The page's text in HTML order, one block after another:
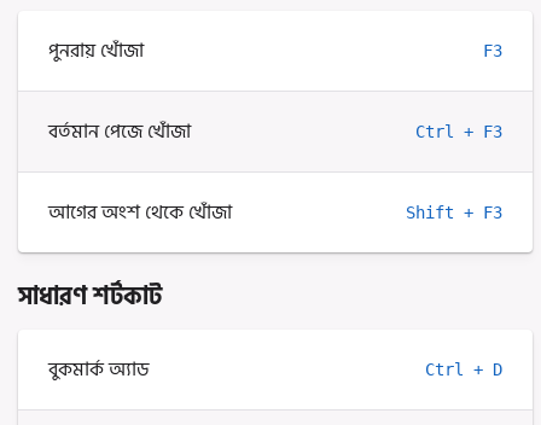
পুনরায় খোঁজা F3
বর্তমান পেজে খোঁজা Ctrl + F3
আগের অংশ থেকে খোঁজা Shift + F3
সাধারণ শর্টকাট
বুকমার্ক অ্যাড Ctrl + D